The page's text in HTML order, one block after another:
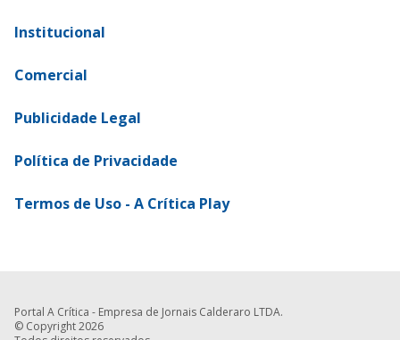
Institucional
Comercial
Publicidade Legal
Política de Privacidade
Termos de Uso - A Crítica Play
Portal A Crítica - Empresa de Jornais Calderaro LTDA.
© Copyright 2026